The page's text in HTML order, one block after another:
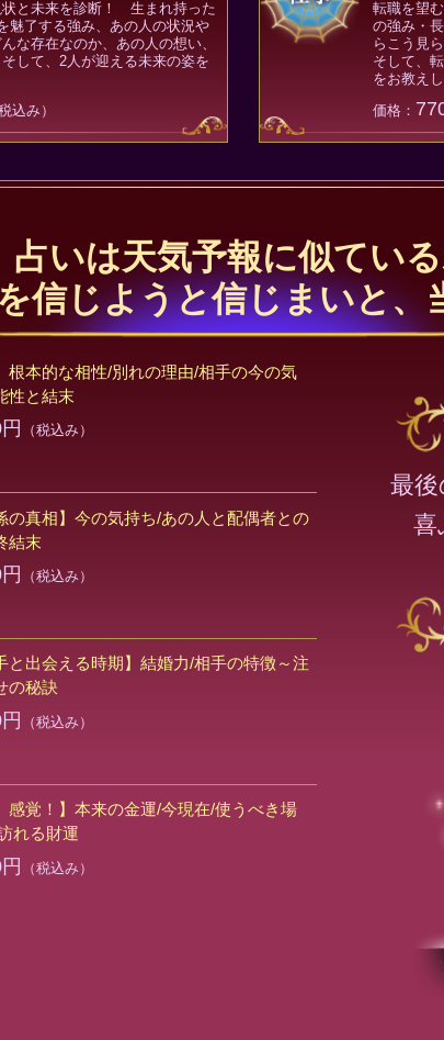
状と未来を診断！ 生まれ持った
魅了する強み、あの人の状況や
な存在なのか、あの人の想い、
して、2人が迎える未来の姿を
込み）
転職を望
の強み・
らこう見
そして、
をお教えし
価格：
占いは天気予報に似てい
信じようと信じまいと、
根本的な相性/別れの理由/相手の今の気
性と結末
（税込み）
の真相】今の気持ち/あの人と配偶者との
結末
（税込み）
と出会える時期】結婚力/相手の特徴～注
の秘訣
（税込み）
感覚！】本来の金運/今現在/使うべき場
れる財運
（税込み）
最
喜